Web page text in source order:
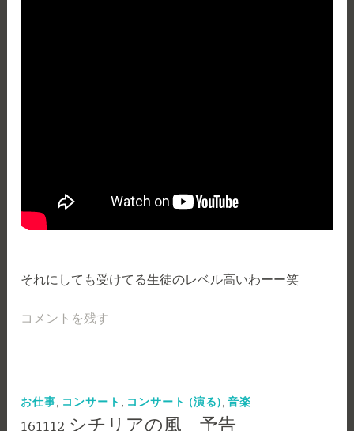
それにしても受けてる生徒のレベル高いわーー笑
コメントを残す
お仕事 コンサート コンサート (演る) ,音楽
161112 シチリアの風 予告